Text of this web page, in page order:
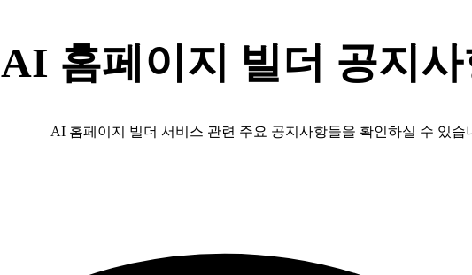
AI 홈페이지 빌더 공지
AI 홈페이지 빌더 서비스 관련 주요 공지사항들을 확인하실 수 있습